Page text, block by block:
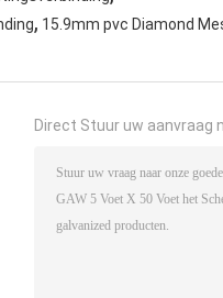
, 15.9mm pvc Diamond
Direct Stuur uw aanvraag